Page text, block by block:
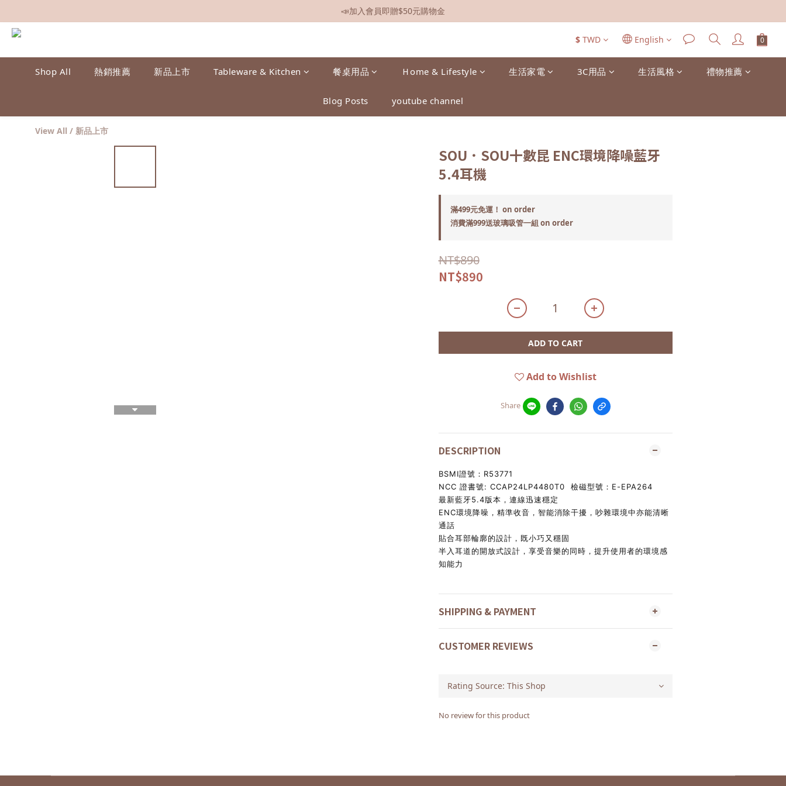
📣全館現貨
📣加入會員即贈$50元購物金
$ TWD English
Shop All 熱銷推薦 新品上市 Tableware & Kitchen 餐桌用品 Ｈome & Lifestyle 生活家電 3C用品 生活風格 禮物推薦
Blog Posts youtube channel
View All / 新品上市
SOU．SOU十數昆 ENC環境降噪藍牙
5.4耳機
滿499元免運！ on order
消費滿999送玻璃吸管一組 on order
NT$890
NT$890
ADD TO CART
Add to Wishlist
Share
DESCRIPTION
BSMI證號：R53771
NCC 證書號: CCAP24LP4480T0 檢磁型號：E-EPA264
最新藍牙5.4版本，連線迅速穩定
ENC環境降噪，精準收音，智能消除干擾，吵雜環境中亦能清晰
通話
貼合耳部輪廓的設計，既小巧又穩固
半入耳道的開放式設計，享受音樂的同時，提升使用者的環境感
知能力
SHIPPING & PAYMENT
CUSTOMER REVIEWS
No review for this product